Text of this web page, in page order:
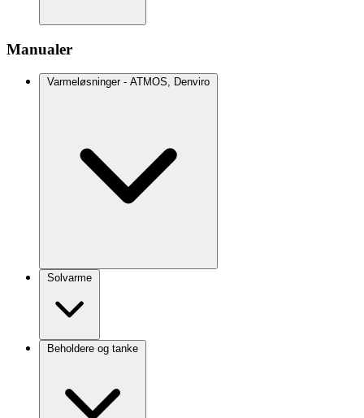
Manualer
Varmeløsninger - ATMOS, Denviro
Solvarme
Beholdere og tanke